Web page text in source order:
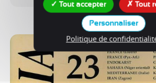
Voir le produit
Tout accepter Tout
Personnaliser
Politique de